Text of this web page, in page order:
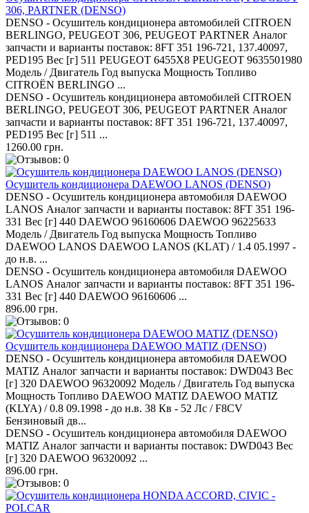
306, PARTNER (DENSO)
DENSO - Осушитель кондиционера автомобилей CITROEN
BERLINGO, PEUGEOT 306, PEUGEOT PARTNER Аналог
запчасти и варианты поставок: 8FT 351 196-721, 137.40097,
PED195 Вес [г] 511 PEUGEOT 6455X8 PEUGEOT 9635501980
Модель / Двигатель Год выпуска Мощность Топливо
CITROËN BERLINGO ...
DENSO - Осушитель кондиционера автомобилей CITROEN
BERLINGO, PEUGEOT 306, PEUGEOT PARTNER Аналог
запчасти и варианты поставок: 8FT 351 196-721, 137.40097,
PED195 Вес [г] 511 ...
1260.00 грн.
Осушитель кондиционера DAEWOO LANOS (DENSO)
DENSO - Осушитель кондиционера автомобиля DAEWOO
LANOS Аналог запчасти и варианты поставок: 8FT 351 196-
331 Вес [г] 440 DAEWOO 96160606 DAEWOO 96225633
Модель / Двигатель Год выпуска Мощность Топливо
DAEWOO LANOS DAEWOO LANOS (KLAT) / 1.4 05.1997 -
до н.в. ...
DENSO - Осушитель кондиционера автомобиля DAEWOO
LANOS Аналог запчасти и варианты поставок: 8FT 351 196-
331 Вес [г] 440 DAEWOO 96160606 ...
896.00 грн.
Осушитель кондиционера DAEWOO MATIZ (DENSO)
DENSO - Осушитель кондиционера автомобиля DAEWOO
MATIZ Аналог запчасти и варианты поставок: DWD043 Вес
[г] 320 DAEWOO 96320092 Модель / Двигатель Год выпуска
Мощность Топливо DAEWOO MATIZ DAEWOO MATIZ
(KLYA) / 0.8 09.1998 - до н.в. 38 Кв - 52 Лс / F8CV
Бензиновый дв...
DENSO - Осушитель кондиционера автомобиля DAEWOO
MATIZ Аналог запчасти и варианты поставок: DWD043 Вес
[г] 320 DAEWOO 96320092 ...
896.00 грн.